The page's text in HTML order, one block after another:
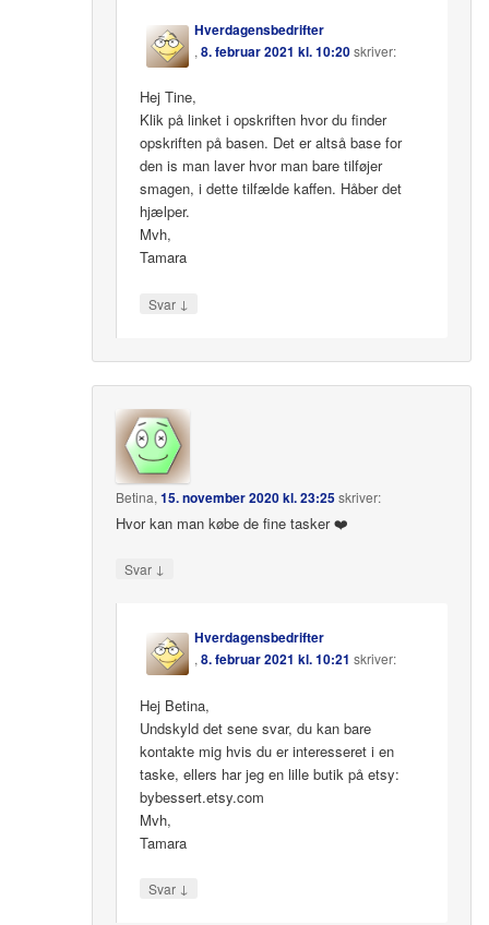
Hverdagensbedrifter
,8. februar 2021 kl. 10:20skriver:
Hej Tine,
Klik på linket i opskriften hvor du finder
opskriften på basen. Det er altså base for
den is man laver hvor man bare tilføjer
smagen, i dette tilfælde kaffen. Håber det
hjælper.
Mvh,
Tamara
Svar ↓
Betina,15. november 2020 kl. 23:25skriver:
Hvor kan man købe de fine tasker ❤️
Svar ↓
Hverdagensbedrifter
,8. februar 2021 kl. 10:21 skriver:
Hej Betina,
Undskyld det sene svar, du kan bare
kontakte mig hvis du er interesseret i en
taske, ellers har jeg en lille butik på etsy:
bybessert.etsy.com
Mvh,
Tamara
Svar ↓